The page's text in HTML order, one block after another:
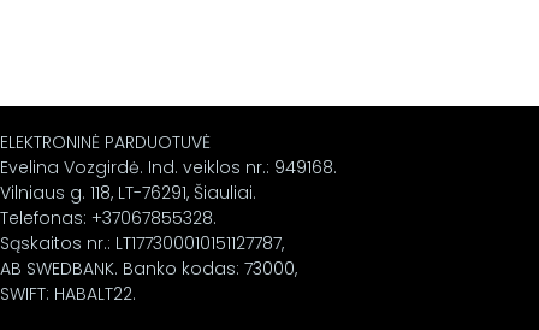
ELEKTRONINĖ PARDUOTUVĖ
Evelina Vozgirdė. Ind. veiklos nr.: 949168.
Vilniaus g. 118, LT-76291, Šiauliai.
Telefonas: +37067855328.
Sąskaitos nr.: LT177300010151127787,
AB SWEDBANK. Banko kodas: 73000,
SWIFT: HABALT22.